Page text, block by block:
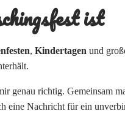
ist
, Kindertagen und
genau richtig. Gemeinsam
eine Nachricht für ein